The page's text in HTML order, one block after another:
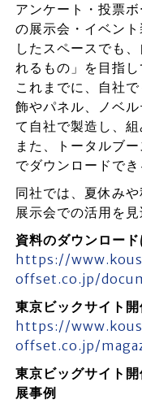
アンケート・投票
の展示会・イベン
したスペースでも
れるもの」を目指し
これまでに、自社
飾やパネル、ノベ
て自社で製造し、組
また、トータルブ
でダウンロードでき
同社では、夏休み
展示会での活用を見
資料のダウンロー
https://
offset.co.jp/
東京ビックサイト
https://
offset.co.jp/
東京ビッグサイト
展事例